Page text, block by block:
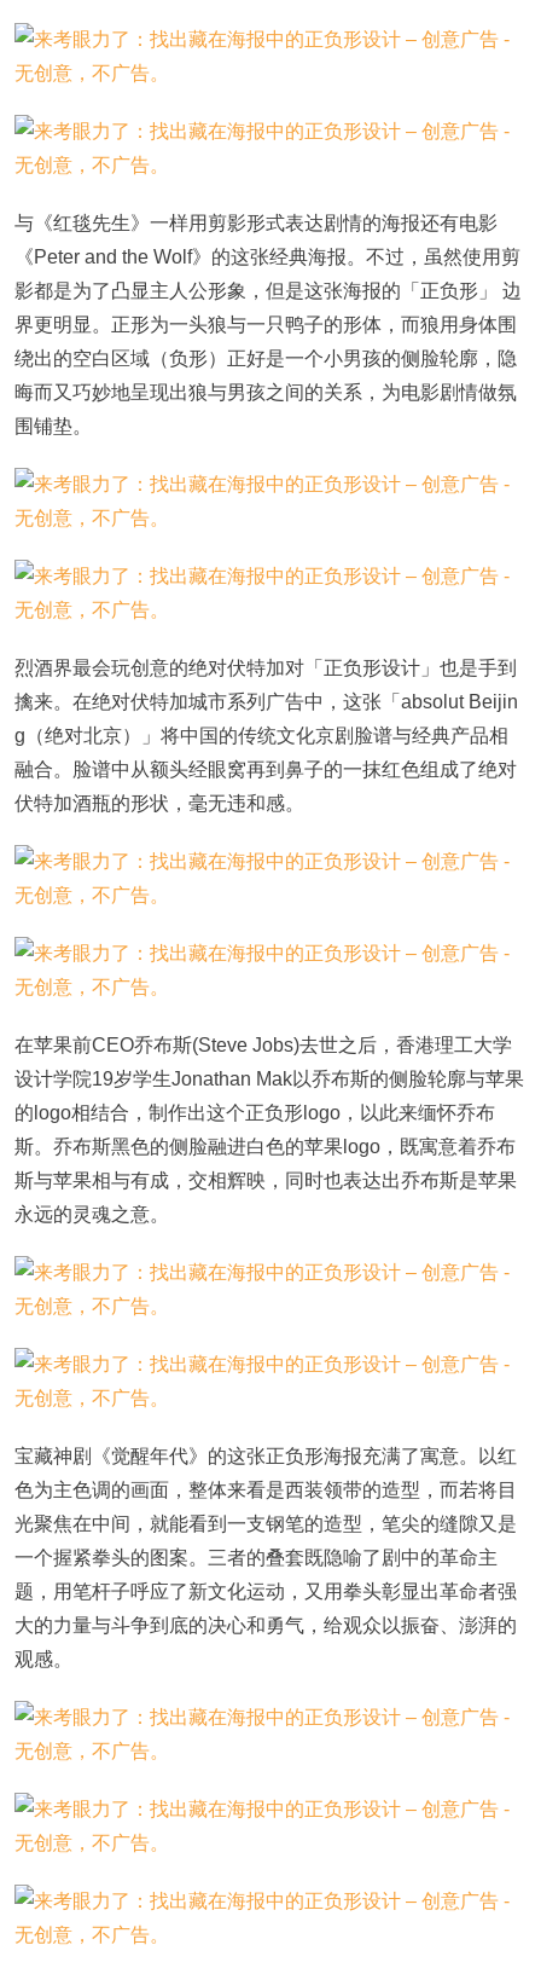
与《红毯先生》一样用剪影形式表达剧情的海报还有电影
《Peter and the Wolf》的这张经典海报。不过，虽然使用剪
影都是为了凸显主人公形象，但是这张海报的「正负形」 边
界更明显。正形为一头狼与一只鸭子的形体，而狼用身体围
绕出的空白区域（负形）正好是一个小男孩的侧脸轮廓，隐
晦而又巧妙地呈现出狼与男孩之间的关系，为电影剧情做氛
围铺垫。
烈酒界最会玩创意的绝对伏特加对「正负形设计」也是手到
擒来。在绝对伏特加城市系列广告中，这张「absolut Beijin
g（绝对北京）」将中国的传统文化京剧脸谱与经典产品相
融合。脸谱中从额头经眼窝再到鼻子的一抹红色组成了绝对
伏特加酒瓶的形状，毫无违和感。
在苹果前CEO乔布斯(Steve Jobs)去世之后，香港理工大学
设计学院19岁学生Jonathan Mak以乔布斯的侧脸轮廓与苹果
的logo相结合，制作出这个正负形logo，以此来缅怀乔布
斯。乔布斯黑色的侧脸融进白色的苹果logo，既寓意着乔布
斯与苹果相与有成，交相辉映，同时也表达出乔布斯是苹果
永远的灵魂之意。
宝藏神剧《觉醒年代》的这张正负形海报充满了寓意。以红
色为主色调的画面，整体来看是西装领带的造型，而若将目
光聚焦在中间，就能看到一支钢笔的造型，笔尖的缝隙又是
一个握紧拳头的图案。三者的叠套既隐喻了剧中的革命主
题，用笔杆子呼应了新文化运动，又用拳头彰显出革命者强
大的力量与斗争到底的决心和勇气，给观众以振奋、澎湃的
观感。